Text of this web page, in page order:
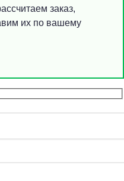
заказ,
их по вашему